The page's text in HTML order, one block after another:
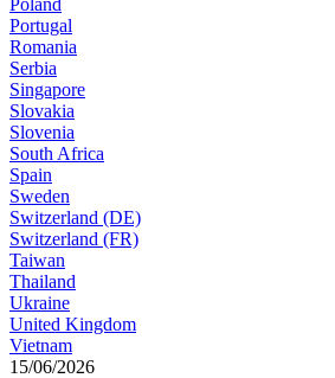
Portugal
Romania
Serbia
Singapore
Slovakia
Slovenia
South Africa
Spain
Sweden
Switzerland (DE)
Switzerland (FR)
Taiwan
Thailand
Ukraine
United Kingdom
Vietnam
15/06/2026